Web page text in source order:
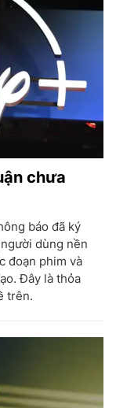
chưa
báo đã ký
dùng nền
đoạn phim và
Đây là thỏa
trên.